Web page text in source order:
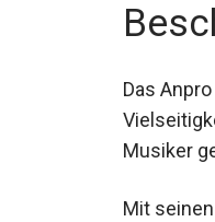
Das
Musiker
Mit